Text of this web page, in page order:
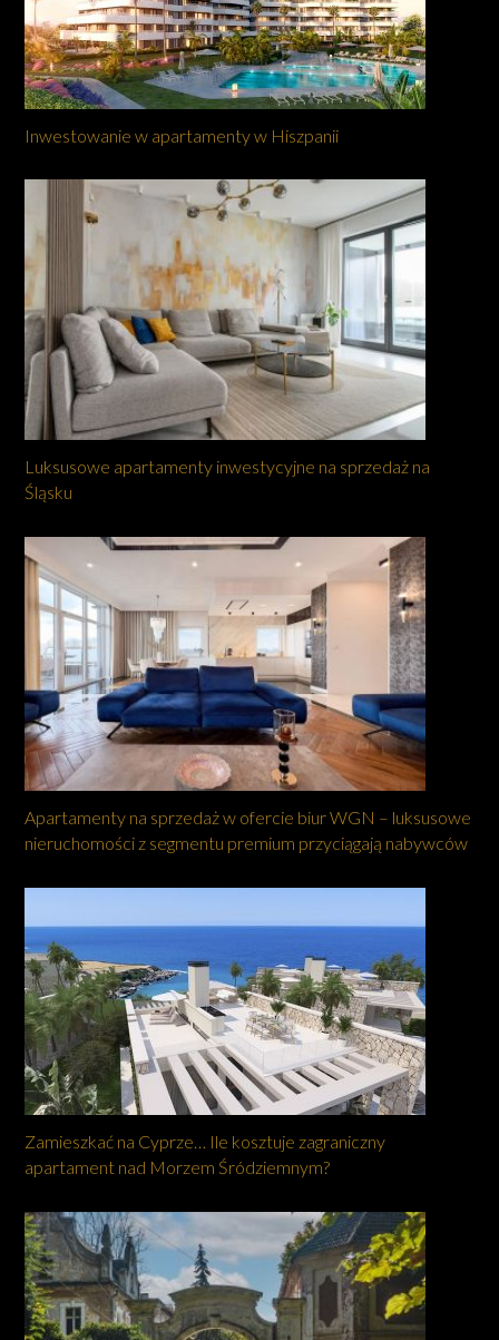
Inwestowanie w apartamenty w Hiszpanii
Luksusowe apartamenty inwestycyjne na sprzedaż na
Śląsku
Apartamenty na sprzedaż w ofercie biur WGN – luksusowe
nieruchomości z segmentu premium przyciągają nabywców
Zamieszkać na Cyprze… Ile kosztuje zagraniczny
apartament nad Morzem Śródziemnym?